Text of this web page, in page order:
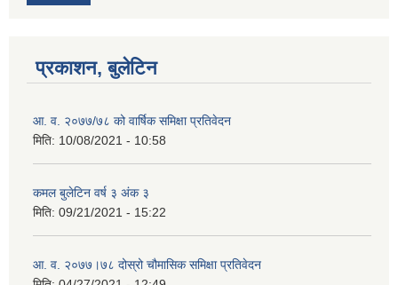
प्रकाशन, बुलेटिन
आ. व. २०७७/७८ को वार्षिक समिक्षा प्रतिवेदन
मिति: 10/08/2021 - 10:58
कमल बुलेटिन वर्ष ३ अंक ३
मिति: 09/21/2021 - 15:22
आ. व. २०७७।७८ दोस्रो चौमासिक समिक्षा प्रतिवेदन